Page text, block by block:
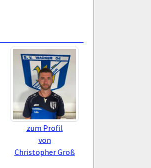
zum Profil
von
Christopher Groß